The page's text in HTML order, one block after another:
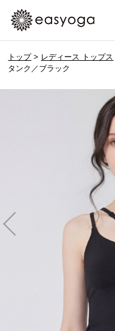
トップ> レディース トップス
タンク／ブラック